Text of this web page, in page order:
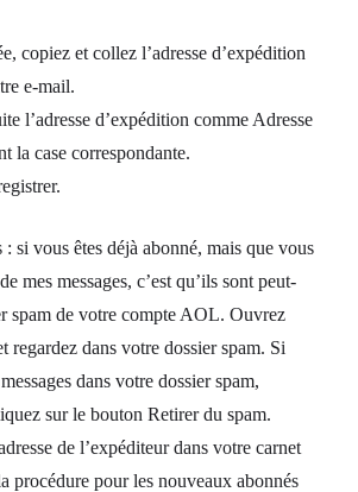
copiez et collez l’adresse d’expédition
e-mail.
l’adresse d’expédition comme Adresse
la case correspondante.
: si vous êtes déjà abonné, mais que vous
mes messages, c’est qu’ils sont peut-
spam de votre compte AOL. Ouvrez
regardez dans votre dossier spam. Si
dans votre dossier spam,
sur le bouton Retirer du spam.
de l’expéditeur dans votre carnet
procédure pour les nouveaux abonnés